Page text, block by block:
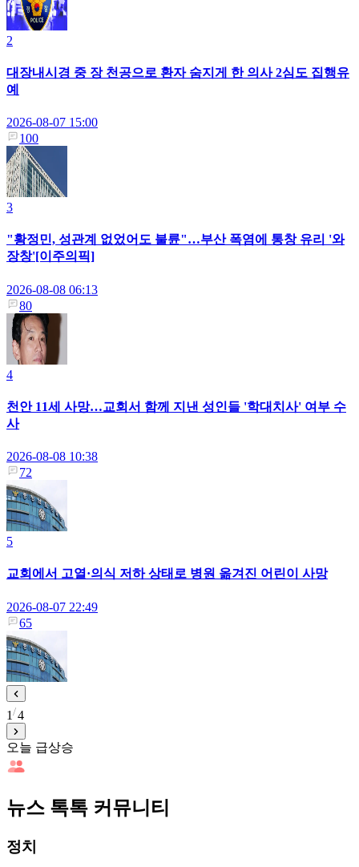
2
대장내시경 중 장 천공으로 환자 숨지게 한 의사 2심도 집행유
예
2026-08-07 15:00
100
3
"황정민, 성관계 없었어도 불륜"…부산 폭염에 통창 유리 '와
장창'[이주의픽]
2026-08-08 06:13
80
4
천안 11세 사망…교회서 함께 지낸 성인들 '학대치사' 여부 수
사
2026-08-08 10:38
72
5
교회에서 고열·의식 저하 상태로 병원 옮겨진 어린이 사망
2026-08-07 22:49
65
1 4
오늘 급상승
뉴스 톡톡 커뮤니티
정치